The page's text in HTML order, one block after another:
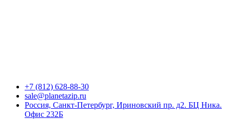
+7 (812) 628-88-30
sale@planetazip.ru
Россия, Санкт-Петербург, Ириновский пр. д2. БЦ Ника.
Офис 232Б